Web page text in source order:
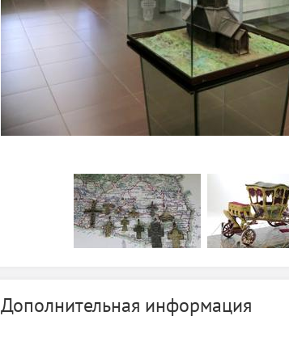
Дополнительная информация